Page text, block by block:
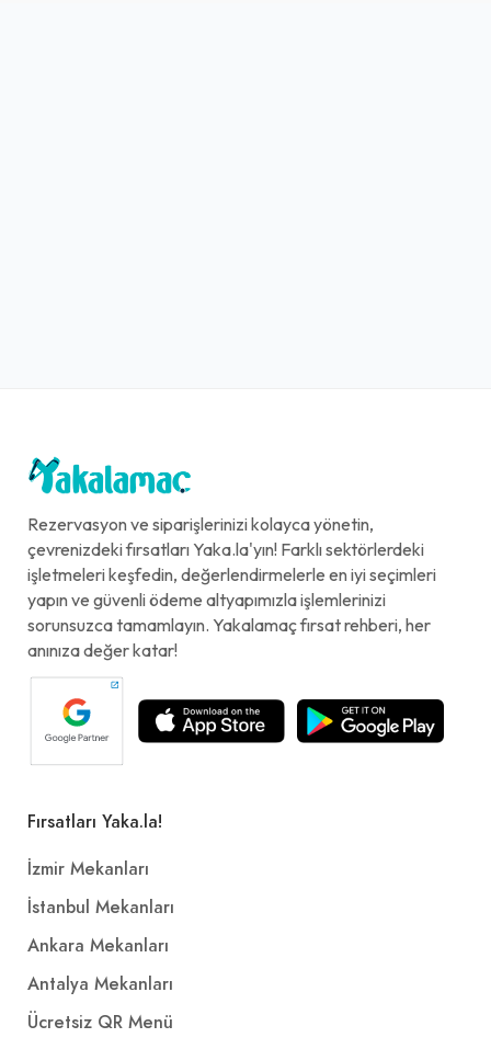
Rezervasyon ve siparişlerinizi kolayca yönetin,
çevrenizdeki fırsatları Yaka.la'yın! Farklı sektörlerdeki
işletmeleri keşfedin, değerlendirmelerle en iyi seçimleri
yapın ve güvenli ödeme altyapımızla işlemlerinizi
sorunsuzca tamamlayın. Yakalamaç fırsat rehberi, her
anınıza değer katar!
Fırsatları Yaka.la!
İzmir Mekanları
İstanbul Mekanları
Ankara Mekanları
Antalya Mekanları
Ücretsiz QR Menü